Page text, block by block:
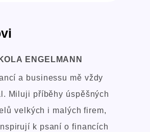
ENGELMANN
a businessu mě vždy
Miluji příběhy úspěšných
velkých i malých firem,
k psaní o financích